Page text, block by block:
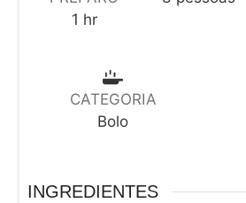
1 hr
CATEGORIA
Bolo
INGREDIENTES